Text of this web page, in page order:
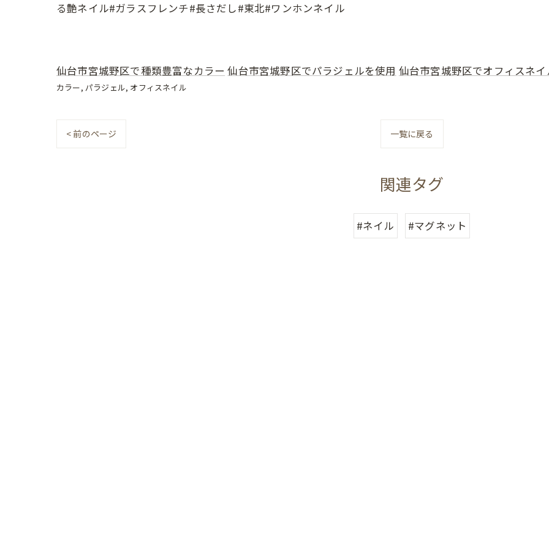
る艶ネイル#ガラスフレンチ#長さだし#東北#ワンホンネイル
仙台市宮城野区で種類豊富なカラー 仙台市宮城野区でパラジェルを使用 仙台市宮城野区でオフィスネイ
カラー パラジェル オフィスネイル
< 前のページ 一覧に戻る
関連タグ
#ネイル #マグネット